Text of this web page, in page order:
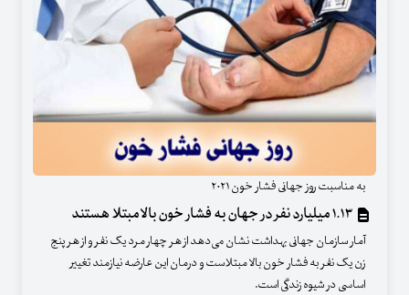
به مناسبت روز جهانی فشار خون ۲۰۲۱
آمار سازمان جهانی بهداشت نشان می‌دهد از هر چهار مرد یک نفر و از هر پنج
زن یک نفر به فشار خون بالا مبتلاست و درمان این عارضه نیازمند تغییر
اساسی در شیوه زندگی است.